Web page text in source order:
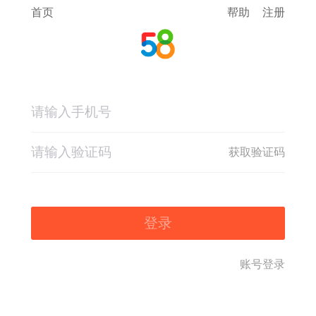
首页 帮助 注册
获取验证码
登录
账号登录